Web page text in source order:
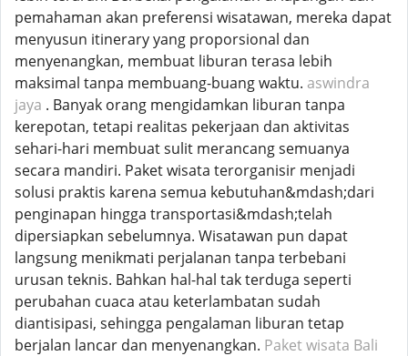
pemahaman akan preferensi wisatawan, mereka dapat
menyusun itinerary yang proporsional dan
menyenangkan, membuat liburan terasa lebih
maksimal tanpa membuang-buang waktu. aswindra
jaya . Banyak orang mengidamkan liburan tanpa
kerepotan, tetapi realitas pekerjaan dan aktivitas
sehari-hari membuat sulit merancang semuanya
secara mandiri. Paket wisata terorganisir menjadi
solusi praktis karena semua kebutuhan&mdash;dari
penginapan hingga transportasi&mdash;telah
dipersiapkan sebelumnya. Wisatawan pun dapat
langsung menikmati perjalanan tanpa terbebani
urusan teknis. Bahkan hal-hal tak terduga seperti
perubahan cuaca atau keterlambatan sudah
diantisipasi, sehingga pengalaman liburan tetap
berjalan lancar dan menyenangkan. Paket wisata Bali